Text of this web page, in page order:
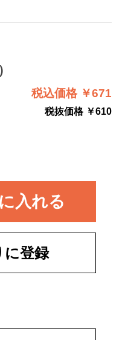
税込価格 ￥671
税抜価格 ￥610
に登録